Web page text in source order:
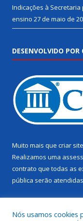
Indicações à
ensino 27 de maio de
DESENVOLVIDO POR
Muito mais que criar site
Realizamos uma
contrato que todas as
pública serão
Nós usamos cookies